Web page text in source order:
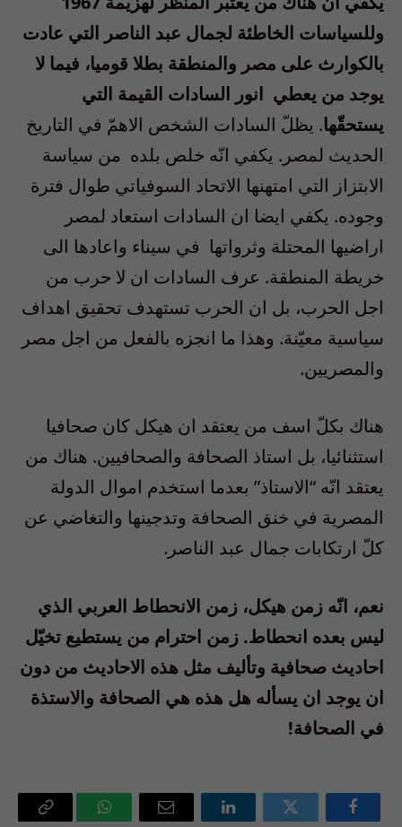
وللسياسات الخاطئة لجمال عبد الناصر التي عادت
بالكوارث على مصر والمنطقة بطلا قوميا، فيما لا
يوجد من يعطي انور السادات القيمة التي
يستحقّها. يظلّ السادات الشخص الاهمّ في التاريخ
الحديث لمصر. يكفي انّه خلص بلده من سياسة
الابتزاز التي امتهنها الاتحاد السوفياتي طوال فترة
وجوده. يكفي ايضا ان السادات استعاد لمصر
اراضيها المحتلة وثرواتها في سيناء واعادها الى
خريطة المنطقة. عرف السادات ان لا حرب من
اجل الحرب، بل ان الحرب تستهدف تحقيق اهداف
سياسية معيّنة. وهذا ما انجزه بالفعل من اجل مصر
والمصريين.
هناك بكلّ اسف من يعتقد ان هيكل كان صحافيا
استثنائيا، بل استاذ الصحافة والصحافيين. هناك من
يعتقد انّه “الاستاذ” بعدما استخدم اموال الدولة
المصرية في خنق الصحافة وتدجينها والتغاضي عن
كلّ ارتكابات جمال عبد الناصر.
نعم، انّه زمن هيكل، زمن الانحطاط العربي الذي
ليس بعده انحطاط. زمن احترام من يستطيع تخيّل
احاديث صحافية وتأليف مثل هذه الاحاديث من دون
ان يوجد ان يسأله هل هذه هي الصحافة والاستذة
في الصحافة!
فيسبوك تويتر لينكدإن
البريد
واتساب Copy